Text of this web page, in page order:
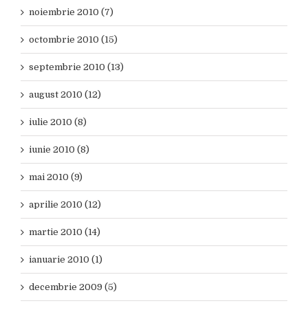
noiembrie 2010 (7)
octombrie 2010 (15)
septembrie 2010 (13)
august 2010 (12)
iulie 2010 (8)
iunie 2010 (8)
mai 2010 (9)
aprilie 2010 (12)
martie 2010 (14)
ianuarie 2010 (1)
decembrie 2009 (5)